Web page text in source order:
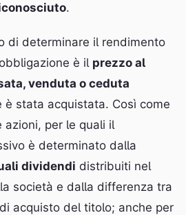
.
di determinare il rendimento
è il prezzo al
venduta o ceduta
è stata acquistata. Così come
azioni, per le quali il
è determinato dalla
dividendi distribuiti nel
società e dalla differenza tra
acquisto del titolo; anche per